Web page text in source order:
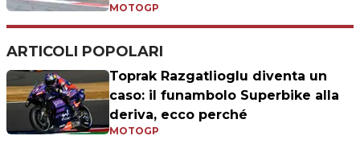
MOTOGP
ARTICOLI POPOLARI
Toprak Razgatlioglu diventa un
caso: il funambolo Superbike alla
deriva, ecco perché
MOTOGP